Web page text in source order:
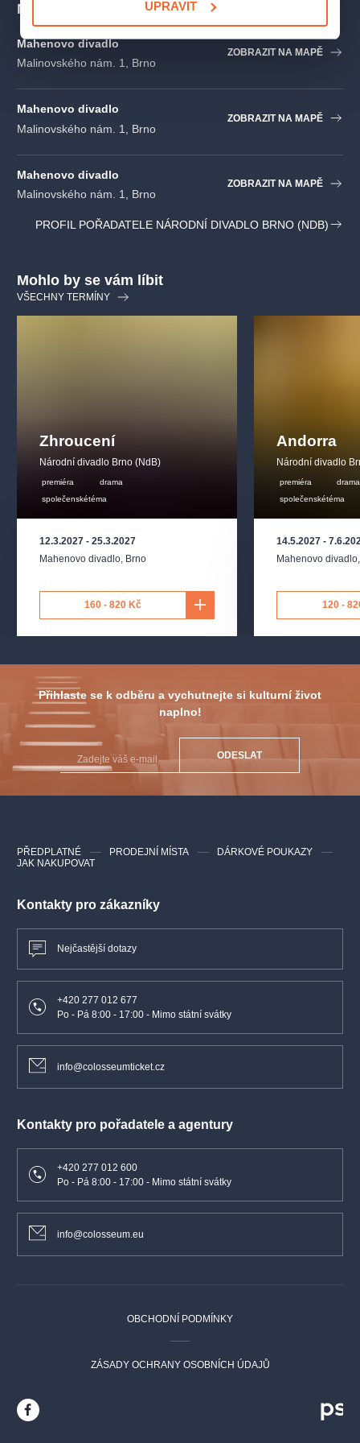
UPRAVIT
Česká premiéra: 16. října 2026 v Mahenově divadle
AutorJuha Jokela
RežieAminata Keita
Místa
Mahenovo divadlo
Malinovského nám. 1, Brno
ZOBRAZIT NA MAPĚ
Mahenovo divadlo
Malinovského nám. 1, Brno
ZOBRAZIT NA MAPĚ
Mahenovo divadlo
Malinovského nám. 1, Brno
ZOBRAZIT NA MAPĚ
PROFIL POŘADATELE NÁRODNÍ DIVADLO BRNO (NDB)
Mohlo by se vám líbit
VŠECHNY TERMÍNY
Zhroucení
Národní divadlo Brno (NdB)
premiéra
drama
společenskétéma
12.3.2027 - 25.3.2027
Mahenovo divadlo, Brno
160 - 820 Kč
Andorra
Národní divadlo
premiéra
drama
společenskétéma
14.5.2027 -
Mahenovo divadlo
120 -
Přihlaste se k odběru a vychutnejte si kulturní život
naplno!
ODESLAT
Kontakty pro zákazníky
Nejčastější dotazy
+420 277 012 677
Po - Pá 8:00 - 17:00 - Mimo státní svátky
info@colosseumticket.cz
Kontakty pro pořadatele a agentury
+420 277 012 600
Po - Pá 8:00 - 17:00 - Mimo státní svátky
info@colosseum.eu
PŘEDPLATNÉ PRODEJNÍ MÍSTA
DÁRKOVÉ POUKAZY
JAK NAKUPOVAT
OBCHODNÍ PODMÍNKY
ZÁSADY OCHRANY OSOBNÍCH ÚDAJŮ